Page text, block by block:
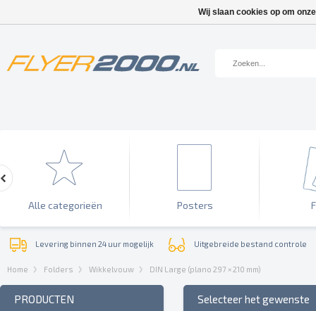
Alle categorieën Posters
Levering binnen 24 uur mogelijk Uitgebreide bestand controle
Home Folders Wikkelvouw DIN Large (plano 297 × 210 mm)
PRODUCTEN Selecteer het gewenste
Wij slaan cookies op om